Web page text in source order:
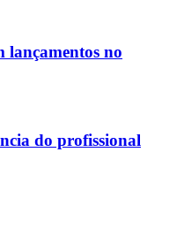
lançamentos no
do profissional